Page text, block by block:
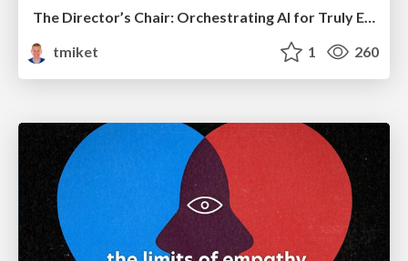
The Director’s Chair: Orchestrating AI for Truly Effective Learning
tmiket
1 260